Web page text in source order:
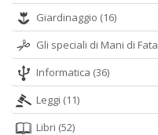
Giardinaggio (16)
Gli speciali di Mani di Fata
Informatica (36)
Leggi (11)
Libri (52)